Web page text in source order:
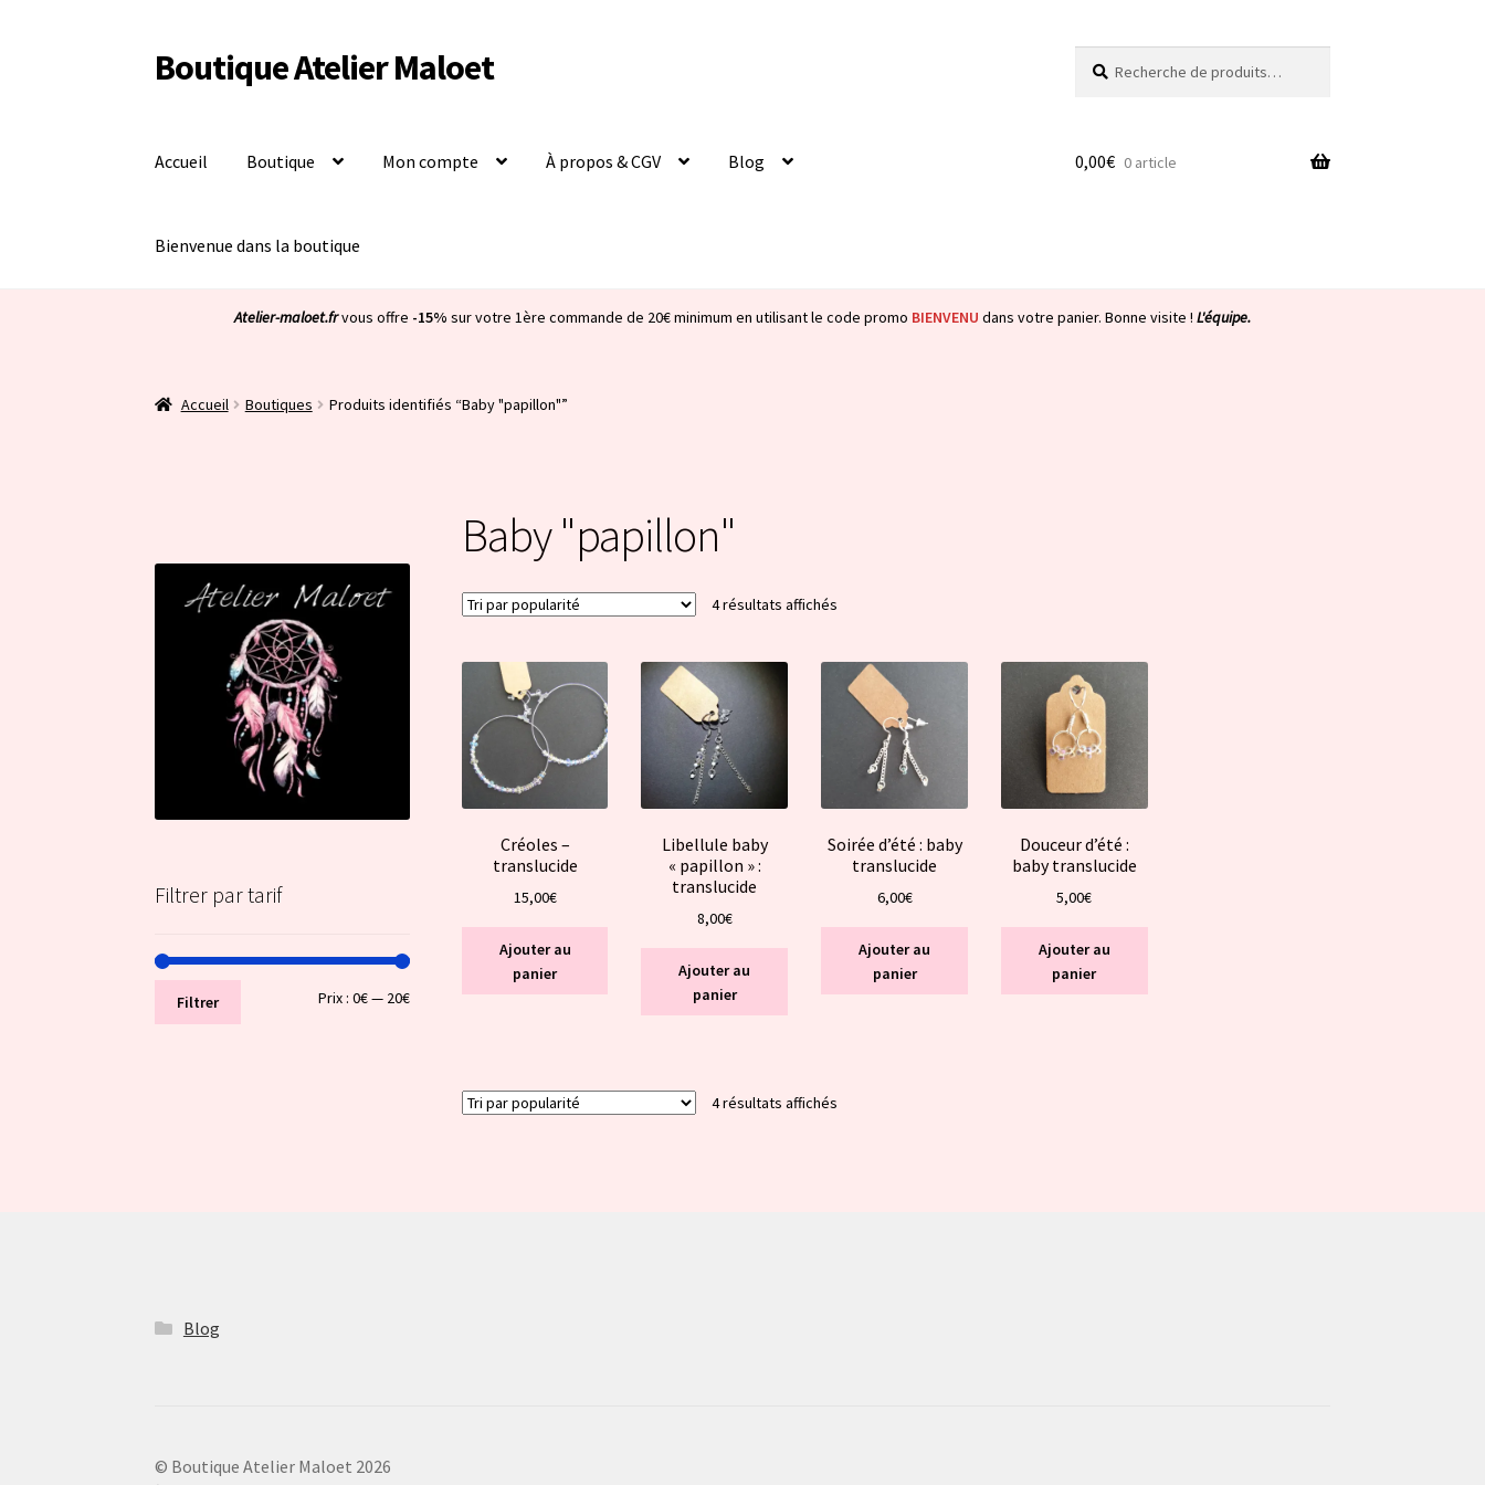
Aller
à
Aller
au
Boutique Atelier Maloet
pour :
Accueil Boutique Mon compte À propos & CGV Blog
Bienvenue dans la boutique
0,00€ 0 article
Atelier-maloet.frvous offre -15% sur votre 1ère commande de 20€ minimum en utilisant le code promo BIENVENU dans votre panier. Bonne visite ! L'équipe.
Accueil Boutiques Produits identifiés “Baby "papillon"”
Baby "papillon"
4 résultats affichésTrié
Créoles –
translucide
15,00€
Ajouter au
panier
Libellule baby
« papillon » :
translucide
8,00€
Ajouter au
panier
Soirée d’été : baby
translucide
6,00€
Ajouter au
panier
Douceur d’été :
baby translucide
5,00€
Ajouter au
panier
4 résultats affichésTrié
Filtrer par tarif
Prix
Prix
Filtrer Prix :0€— 20€
Blog
© Boutique Atelier Maloet 2026